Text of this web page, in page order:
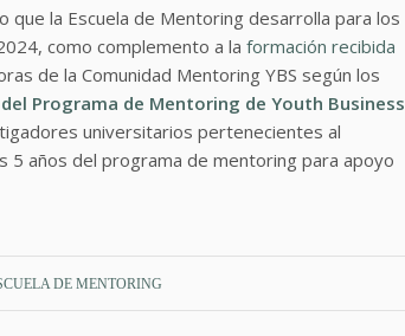
la Escuela de Mentoring desarrolla para los
como complemento a la formación recibida
de la Comunidad Mentoring YBS según los
Programa de Mentoring de Youth Business
universitarios pertenecientes al
5 años del programa de mentoring para apoyo
DE MENTORING